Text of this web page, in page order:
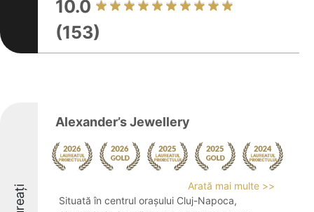
10.0
(153)
Alexander’s Jewellery
Arată mai multe >>
Situată în centrul orașului Cluj-Napoca,